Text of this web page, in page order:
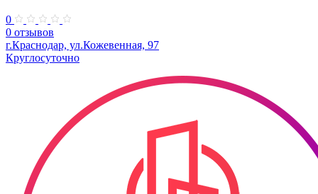
0
0 отзывов
г.Краснодар, ул.Кожевенная, 97
Круглосуточно